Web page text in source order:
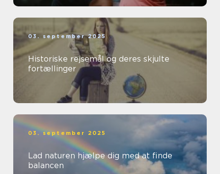
03. september 2025
Historiske rejsemål og deres skjulte
fortællinger
03. september 2025
Lad naturen hjælpe dig med at finde
balancen